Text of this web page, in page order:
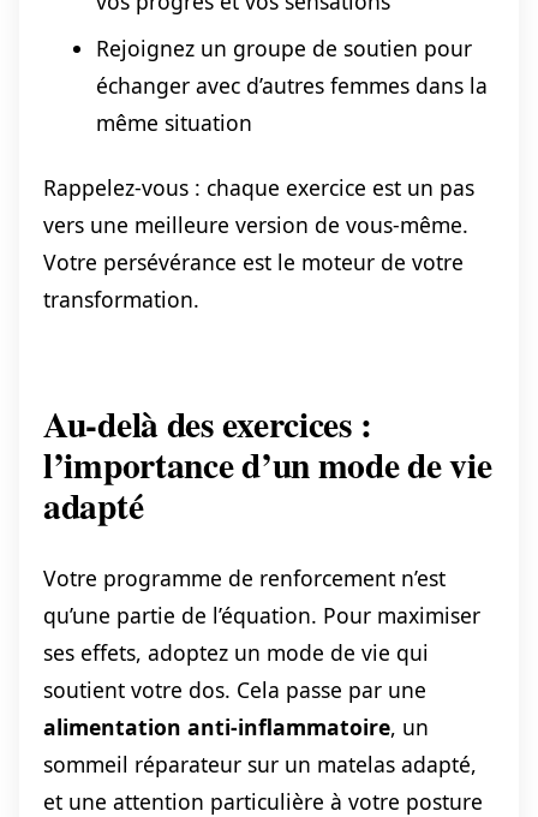
Rejoignez un groupe de soutien pour
échanger avec d’autres femmes dans la
même situation
Rappelez-vous : chaque exercice est un pas
vers une meilleure version de vous-même.
Votre persévérance est le moteur de votre
transformation.
Au-delà des exercices :
l’importance d’un mode de vie
adapté
Votre programme de renforcement n’est
qu’une partie de l’équation. Pour maximiser
ses effets, adoptez un mode de vie qui
soutient votre dos. Cela passe par une
alimentation anti-inflammatoire, un
sommeil réparateur sur un matelas adapté,
et une attention particulière à votre posture